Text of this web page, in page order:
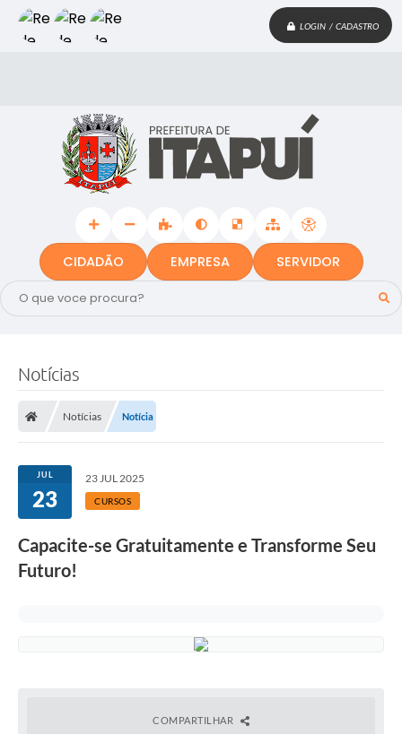
LOGIN / CADASTRO
CIDADÃO EMPRESA SERVIDOR
Notícias
Notícias Notícia
JUL
23
23 JUL 2025
CURSOS
Capacite-se Gratuitamente e Transforme Seu
Futuro!
COMPARTILHAR